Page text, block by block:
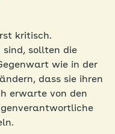
kritisch.
sind, sollten die
wie in der
dass sie ihren
erwarte von den